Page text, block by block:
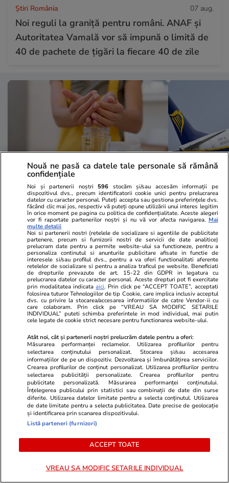
Știri România 07 aug.
Noi reguli la graniță pentru români. ANAF și
Autoritatea Vamală vor să impună o limită de
40 de pachete de țigări la fiecare 40 de zile
Sănătate și Fitness 05:50
Cea mai bună rețetă de slăbit: „Îți
taie foamea cel puțin 5 ore”, spun
nutriționiștii
Vacanțe și
Amendă de
un turist
bordul unui
dintre
Horoscop 07 aug.
Horoscop 8 august 2026.
Fecioarele sunt pregătite să-și
asume o creștere mai lentă și
anumite limitări în schimbul
stabilității
Bani și Afaceri
Cine poate retrage banii din
contul unei persoane decedate
Nouă ne pasă ca datele tale personale să rămână
confidențiale
Noi și partenerii noștri 596 stocăm și/sau accesăm informații pe
dispozitivul dvs., precum identificatorii cookie unici pentru prelucrarea
datelor cu caracter personal. Puteți accepta sau gestiona preferințele dvs.
făcând clic mai jos, respectiv vă puteți opune utilizării unui interes legitim
în orice moment pe pagina cu politica de confidențialitate. Aceste alegeri
vor fi raportate partenerilor noștri și nu vă vor afecta navigarea. Mai
multe detalii
Noi si partenerii nostri (retelele de socializare si agentiile de publicitate
partenere, precum si furnizorii nostri de servicii de date analitice)
prelucram date pentru a permite website-ului sa functioneze, pentru a
personaliza continutul si anunturile publicitare afisate in functie de
interesele si/sau profilul dvs., pentru a va oferi functionalitati aferente
retelelor de socializare si pentru a analiza traficul pe website. Beneficiati
de drepturile prevazute de art. 15-22 din GDPR in legatura cu
prelucrarea datelor cu caracter personal. Aceste drepturi pot fi exercitate
prin modalitatea indicataaici. Prin click pe “ACCEPT TOATE”, acceptati
folosirea tuturor Tehnologiilor de tip Cookie, care implica inclusiv acceptul
dvs. cu privire la stocarea/accesarea informatiilor de catre Vendor-ii cu
care colaboram. Prin click pe “VREAU SA MODIFIC SETARILE
INDIVIDUAL” puteti schimba preferintele in mod individual, mai putin
cele legate de cookie strict necesare pentru functionarea website-ului.
Atât noi, cât și partenerii noștri prelucrăm datele pentru a oferi:
Măsurarea performanței reclamelor. Utilizarea profilurilor pentru
selectarea conținutului personalizat. Stocarea și/sau accesarea
informațiilor de pe un dispozitiv. Dezvoltarea și îmbunătățirea serviciilor.
Crearea profilurilor de conținut personalizat. Utilizarea profilurilor pentru
selectarea publicității personalizate. Crearea profilurilor pentru
publicitate personalizată. Măsurarea performanței conținutului.
Înțelegerea publicului prin statistici sau combinații de date din surse
diferite. Utilizarea datelor limitate pentru a selecta conținutul. Utilizarea
de date limitate pentru a selecta publicitatea. Date precise de geolocație
și identificarea prin scanarea dispozitivului.
Listă parteneri (furnizori)
ACCEPT TOATE
VREAU SA MODIFIC SETARILE INDIVIDUAL